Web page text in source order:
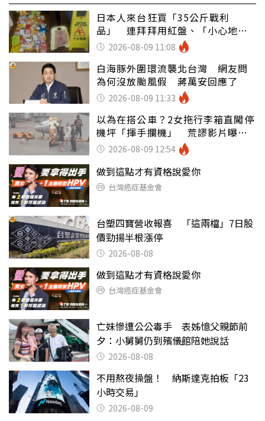
日本人來台狂買「35公斤戰利
品」 連拜拜用紅盤、「小心地
滑」告示牌也帶回家
2026-08-09 11:08
白海豚外圍環流襲北台灣 網友問
為何沒放颱風假 蔣萬安回應了
2026-08-09 11:33
以為在搭公車？2女拖行李箱直闖停
機坪「揮手攔機」 荒謬影片曝網
傻眼2026-08-09 12:54
做到這點才有資格說愛你
台灣癌症基金會
台塑四寶營收報喜 「這兩檔」7日股
價勁揚半根漲停
2026-08-08
做到這點才有資格說愛你
台灣癌症基金會
亡妹慘遭公公毒手 表姊憶父親節前
夕：小舅舅仍到殯儀館陪她說話
2026-08-08
不用熬夜操盤！ 納斯達克拍板「23
小時交易」
2026-08-09